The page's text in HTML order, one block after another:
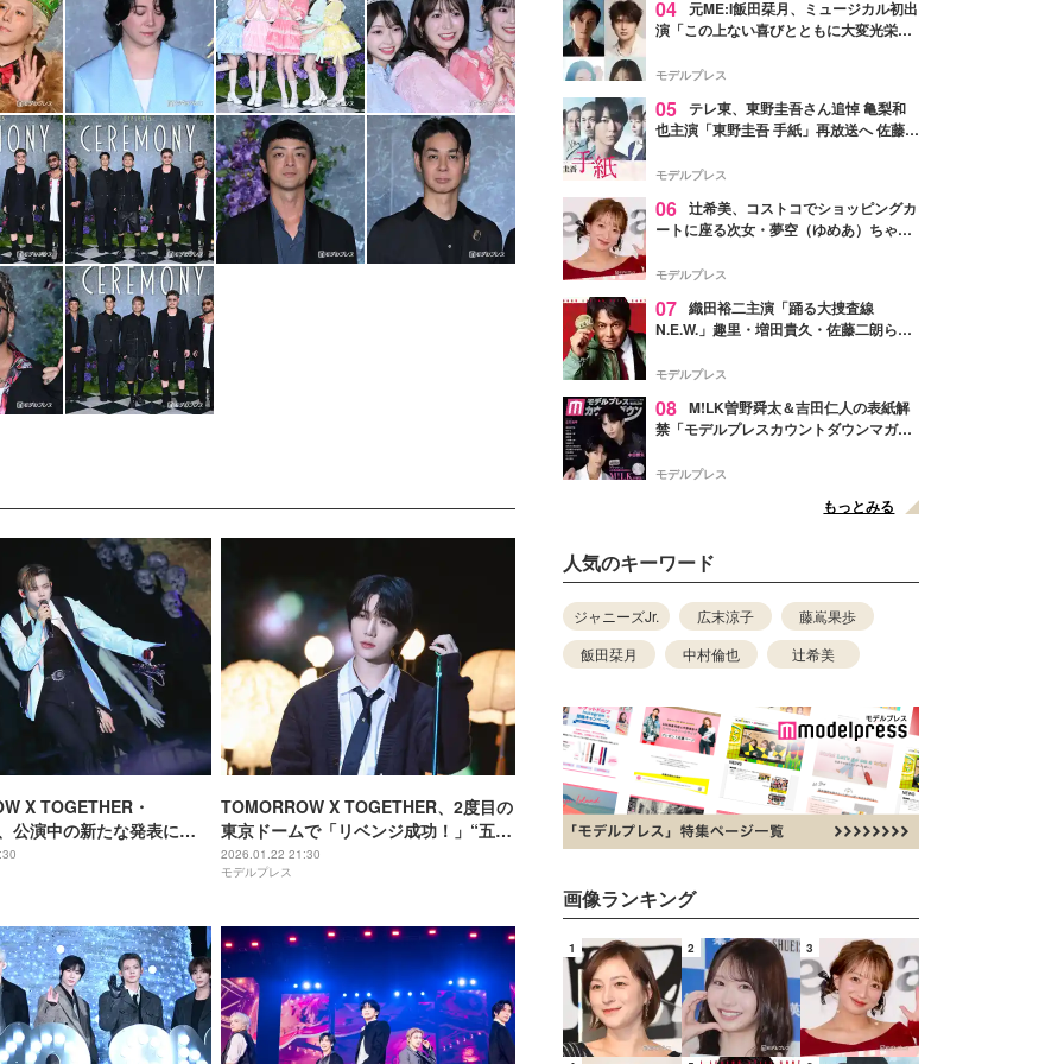
X TOGETHER・
公演中の新たな発表にフ
「今年中に頑張って準備
TOMORROW X TOGETHER、2度目の
東京ドームで「リベンジ成功！」“五者
五様”に輝くソロステージ・MOAとの
誓いも「次のアルバムも頑張って戻っ
2026.01.22 21:30
モデルプレス
04 元ME:I飯田栞月、ミュージカル初出
演「この上ない喜びとともに大変光栄」
ャスト発表
モデルプレス
05 テレ東、東野圭吾さん追悼 亀梨和
也主演「東野圭吾 手紙」再放送へ 佐藤隆
モデルプレス
06 辻希美、コストコでショッピングカ
ートに座る次女・夢空（ゆめあ）ちゃん
ぎ」「成長を感じる」の声
モデルプレス
07 織田裕二主演「踊る大捜査線
N.E.W.」趣里・増田貴久・佐藤二朗ら新
徴する“謎のキーワード”も
モデルプレス
08 M!LK曽野舜太＆吉田仁人の表紙解
禁「モデルプレスカウントダウンマガジ
モデルプレス
もっとみる
人気のキーワード
ジャニーズJr. 広末涼子
藤嶌果歩
飯田栞月
中村倫也 辻希美
画像ランキング
1 2 3